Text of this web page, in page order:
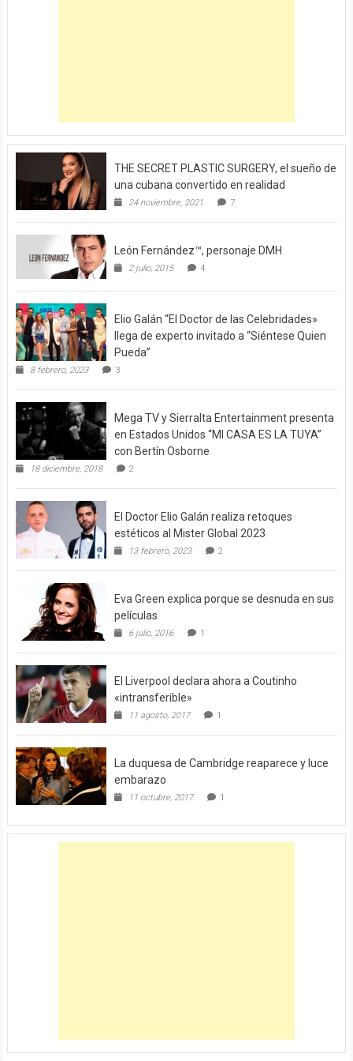
THE SECRET PLASTIC SURGERY, el sueño de
una cubana convertido en realidad
24 noviembre, 2021 7
León Fernández™, personaje DMH
2 julio, 2015 4
Elio Galán “El Doctor de las Celebridades»
llega de experto invitado a “Siéntese Quien
Pueda”
8 febrero, 2023 3
Mega TV y Sierralta Entertainment presenta
en Estados Unidos “MI CASA ES LA TUYA”
con Bertín Osborne
18 diciembre, 2018 2
El Doctor Elio Galán realiza retoques
estéticos al Mister Global 2023
13 febrero, 2023 2
Eva Green explica porque se desnuda en sus
películas
6 julio, 2016 1
El Liverpool declara ahora a Coutinho
«intransferible»
11 agosto, 2017 1
La duquesa de Cambridge reaparece y luce
embarazo
11 octubre, 2017 1